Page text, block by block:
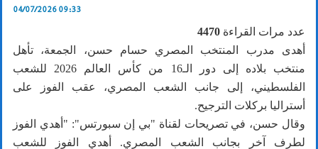
04/07/2026 09:33
عدد مرات القراءة 4470
أهدى مدرب المنتخب المصري حسام حسن، الجمعة، تأهل
منتخب بلاده إلى دور الـ16 من كأس العالم 2026 للشعب
الفلسطيني، إلى جانب الشعب المصري، عقب الفوز على
أستراليا بركلات الترجيح.
وقال حسن، في تصريحات لقناة "بي إن سبورتس": "أهدي الفوز
لطرف آخر بجانب الشعب المصري. أهدي الفوز للشعب